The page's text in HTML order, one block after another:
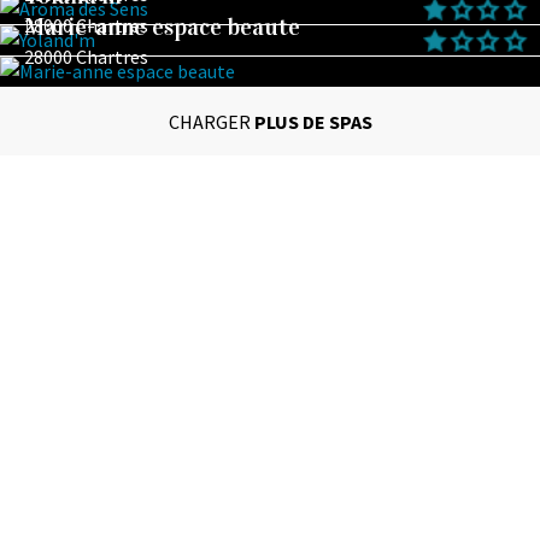
28000 Chartres
Marie-anne espace beaute
28000 Chartres
CHARGER PLUS DE SPAS